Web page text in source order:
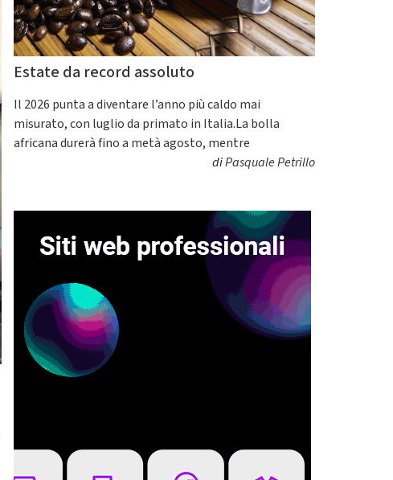
Estate da record assoluto
Il 2026 punta a diventare l’anno più caldo mai
misurato, con luglio da primato in Italia.La bolla
africana durerà fino a metà agosto, mentre
diPasquale Petrillo